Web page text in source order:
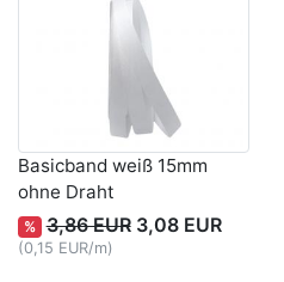
Basicband weiß 15mm
ohne Draht
% 3,86 EUR 3,08 EUR
(0,15 EUR/m)